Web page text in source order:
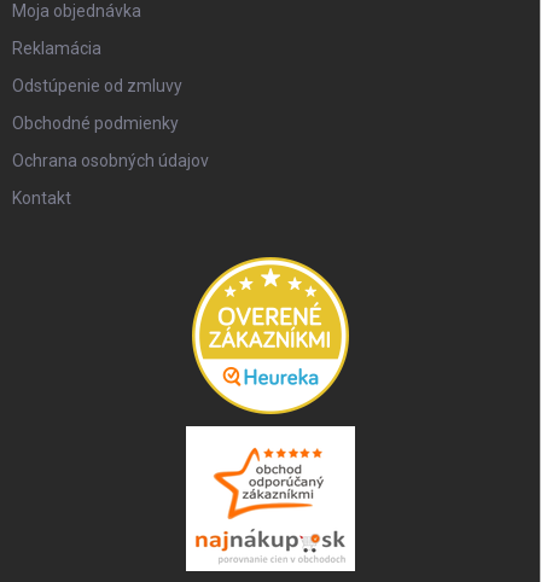
Moja objednávka
Reklamácia
Odstúpenie od zmluvy
Obchodné podmienky
Ochrana osobných údajov
Kontakt